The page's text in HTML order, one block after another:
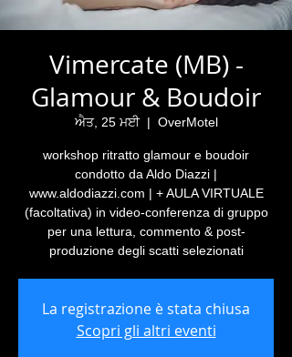
Vimercate (MB) -
Glamour & Boudoir
ਐਤ, 25 ਮਈ
  |
OverMotel
workshop ritratto glamour e boudoir
condotto da Aldo Diazzi |
www.aldodiazzi.com | + AULA VIRTUALE
(facoltativa) in video-conferenza di gruppo
per una lettura, commento & post-
produzione degli scatti selezionati
La registrazione è stata chiusa
Scopri gli altri eventi